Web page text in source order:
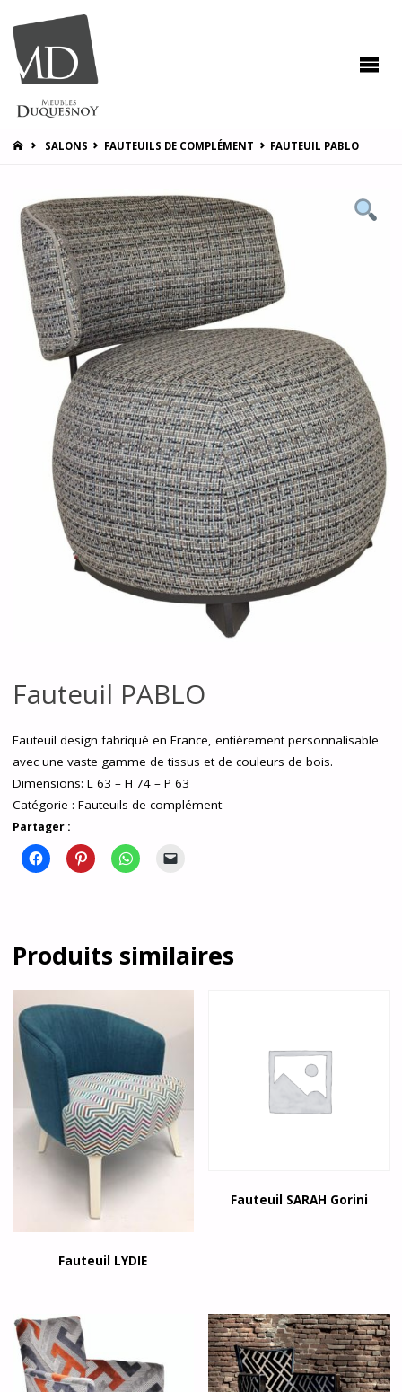
HOMESALONS FAUTEUILS DE COMPLÉMENT FAUTEUIL PABLO
Fauteuil PABLO
Fauteuil design fabriqué en France, entièrement personnalisable
avec une vaste gamme de tissus et de couleurs de bois.
Dimensions: L 63 – H 74 – P 63
Catégorie : Fauteuils de complément
Partager :
Produits similaires
Fauteuil LYDIE
Fauteuil SARAH Gorini